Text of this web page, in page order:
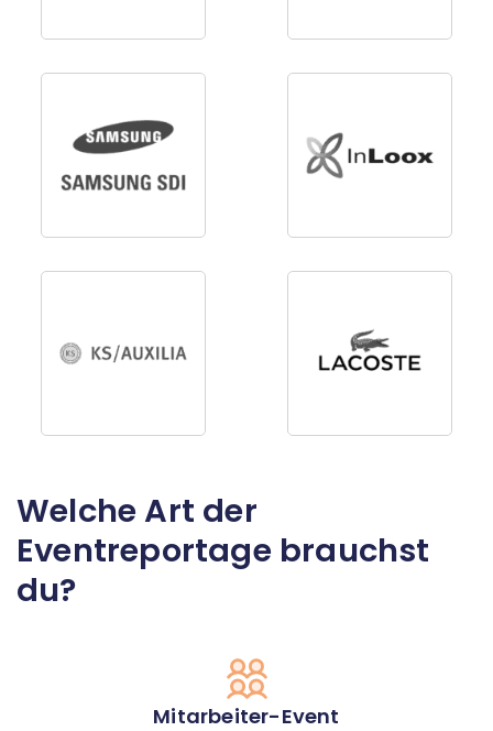
Welche Art der
Eventreportage brauchst
du?
Mitarbeiter-Event